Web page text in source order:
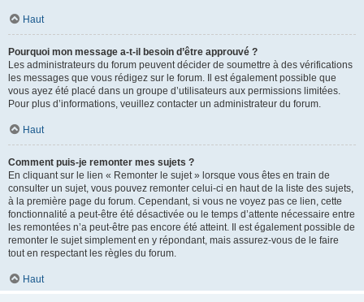
Haut
Pourquoi mon message a-t-il besoin d’être approuvé ?
Les administrateurs du forum peuvent décider de soumettre à des vérifications
les messages que vous rédigez sur le forum. Il est également possible que
vous ayez été placé dans un groupe d’utilisateurs aux permissions limitées.
Pour plus d’informations, veuillez contacter un administrateur du forum.
Haut
Comment puis-je remonter mes sujets ?
En cliquant sur le lien « Remonter le sujet » lorsque vous êtes en train de
consulter un sujet, vous pouvez remonter celui-ci en haut de la liste des sujets,
à la première page du forum. Cependant, si vous ne voyez pas ce lien, cette
fonctionnalité a peut-être été désactivée ou le temps d’attente nécessaire entre
les remontées n’a peut-être pas encore été atteint. Il est également possible de
remonter le sujet simplement en y répondant, mais assurez-vous de le faire
tout en respectant les règles du forum.
Haut